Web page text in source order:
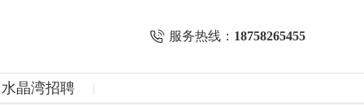
服务热线： 18758265455
晶湾招聘